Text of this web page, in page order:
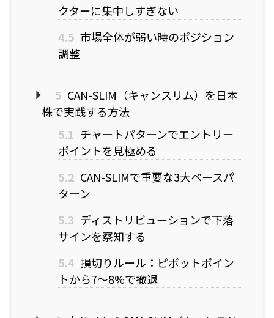
クターに集中しすぎない
4.5 市場全体が弱い時のポジション
調整
5 CAN-SLIM（キャンスリム）を日本
株で実践する方法
5.1 チャートパターンでエントリー
ポイントを見極める
5.2 CAN-SLIMで重要な3大ベースパ
ターン
5.3 ディストリビューションで下落
サインを察知する
5.4 損切りルール：ピボットポイン
トから7〜8%で撤退